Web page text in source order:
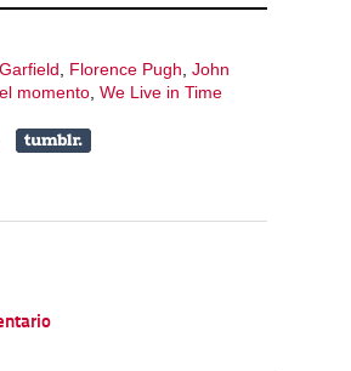
Florence Pugh John
momento We Live in Time